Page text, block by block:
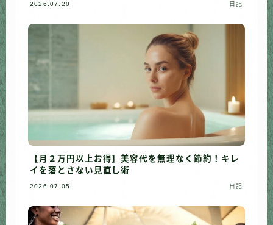
2026.07.20 日記
【月２万円以上お得】美容代を無理なく節約！キレ
イを落とさない見直し術
2026.07.05 日記